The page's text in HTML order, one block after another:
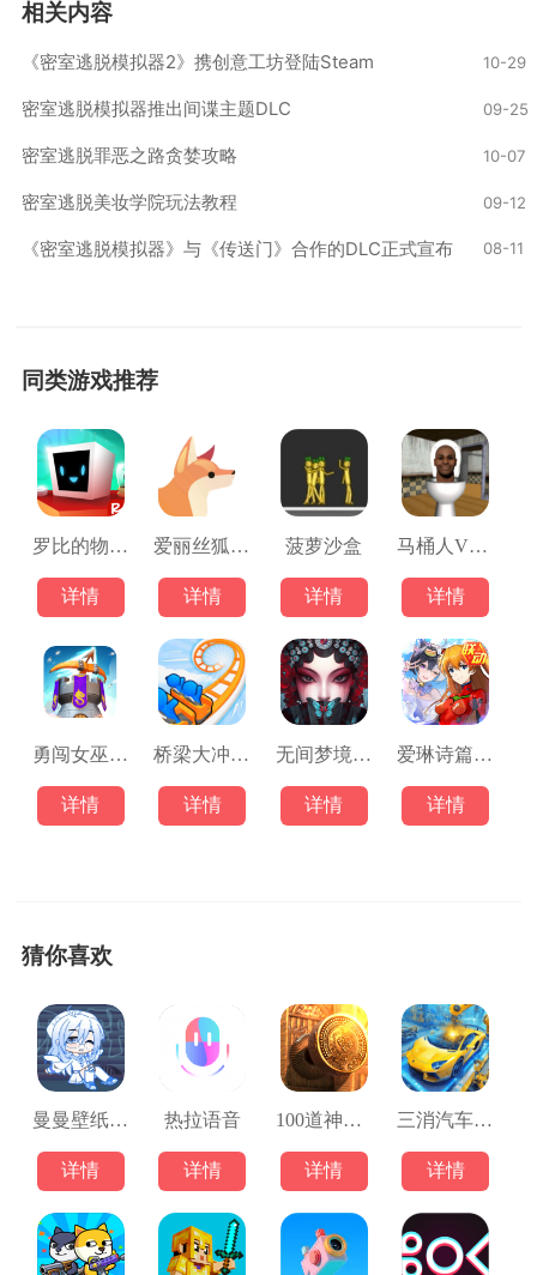
相关内容
‌《密室逃脱模拟器2》携创意工坊登陆Steam 10-29
密室逃脱模拟器推出间谍主题DLC 09-25
密室逃脱罪恶之路贪婪攻略 10-07
密室逃脱美妆学院玩法教程 09-12
《密室逃脱模拟器》与《传送门》合作的DLC正式宣布 08-11
同类游戏推荐
罗比的物理冒险游戏
详情
爱丽丝狐狸历险记
详情
菠萝沙盒
详情
马桶人VS摄像人
详情
勇闯女巫塔3D
详情
桥梁大冲刺游戏
详情
无间梦境来生戏
详情
爱琳诗篇游戏
详情
猜你喜欢
曼曼壁纸最新版
详情
热拉语音
详情
100道神秘的门3
详情
三消汽车改装工厂
详情